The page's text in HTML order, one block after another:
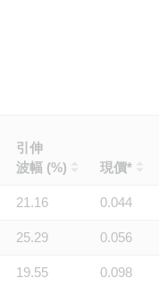
引伸
波幅 (%)
現價*
21.16 0.044
25.29 0.056
19.55 0.098